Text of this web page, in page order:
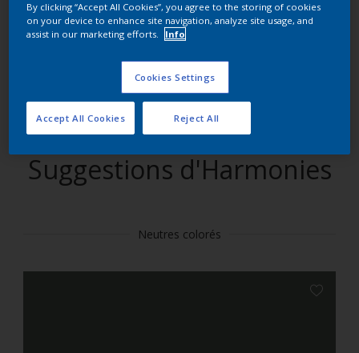
Trouver des produits dans cette couleur
Allons-y
Suggestions d'Harmonies
Neutres colorés
By clicking “Accept All Cookies”, you agree to the storing of cookies
on your device to enhance site navigation, analyze site usage, and
assist in our marketing efforts.
Info
Cookies Settings
Reject All
Accept All Cookies